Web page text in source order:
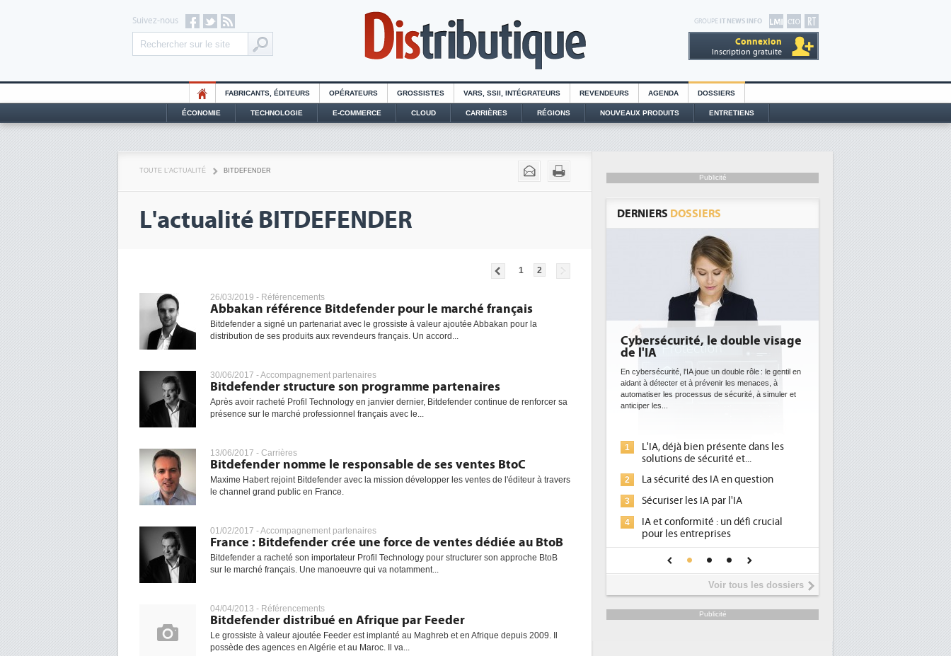
GROUPE IT NEWS INFO
Connexion
Inscription gratuite
Suivez-nous
FABRICANTS, ÉDITEURS OPÉRATEURS GROSSISTES VARS, SSII, INTÉGRATEURS REVENDEURS AGENDA DOSSIERS
ÉCONOMIE TECHNOLOGIE E-COMMERCE CLOUD CARRIÈRES RÉGIONS NOUVEAUX PRODUITS ENTRETIENS
TOUTE L'ACTUALITÉ BITDEFENDER
L'actualité BITDEFENDER
1 2
26/03/2019 - Référencements
Abbakan référence Bitdefender pour le marché français
Bitdefender a signé un partenariat avec le grossiste à valeur ajoutée Abbakan pour la
distribution de ses produits aux revendeurs français. Un accord...
30/06/2017 -Accompagnement partenaires
Bitdefender structure son programme partenaires
Après avoir racheté Profil Technology en janvier dernier, Bitdefender continue de renforcer sa
présence sur le marché professionnel français avec le...
13/06/2017 - Carrières
Bitdefender nomme le responsable de ses ventes BtoC
Maxime Habert rejoint Bitdefender avec la mission développer les ventes de l'éditeur à travers
le channel grand public en France.
01/02/2017 -Accompagnement partenaires
France : Bitdefender crée une force de ventes dédiée au BtoB
Bitdefender a racheté son importateur Profil Technology pour structurer son approche BtoB
sur le marché français. Une manoeuvre qui va notamment...
04/04/2013 - Référencements
Bitdefender distribué en Afrique par Feeder
Le grossiste à valeur ajoutée Feeder est implanté au Maghreb et en Afrique depuis 2009. Il
possède des agences en Algérie et au Maroc. Il va...
Publicité
DERNIERS DOSSIERS
Cybersécurité, le double visage
de l'IA
En cybersécurité, l'IA joue un double rôle : le gentil en
aidant à détecter et à prévenir les menaces, à
automatiser les processus de sécurité, à simuler et
anticiper les...
1
L'IA, déjà bien présente dans les
solutions de sécurité et...
2 La sécurité des IA en question
3 Sécuriser les IA par l'IA
4
IA et conformité : un défi crucial
pour les entreprises
Une IA de confiance pour une IA
plus sûre ?
Voir tous les dossiers
Publicité